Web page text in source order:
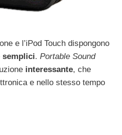
e l’iPod Touch dispongono
. Portable Sound
interessante, che
e nello stesso tempo